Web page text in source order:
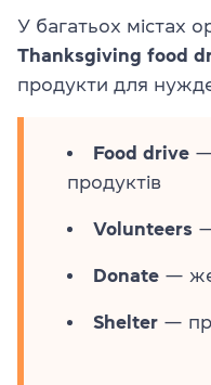
У багатьох містах
Thanksgiving food
продукти для
Food drive —
продуктів
Volunteers
Donate —
Shelter —